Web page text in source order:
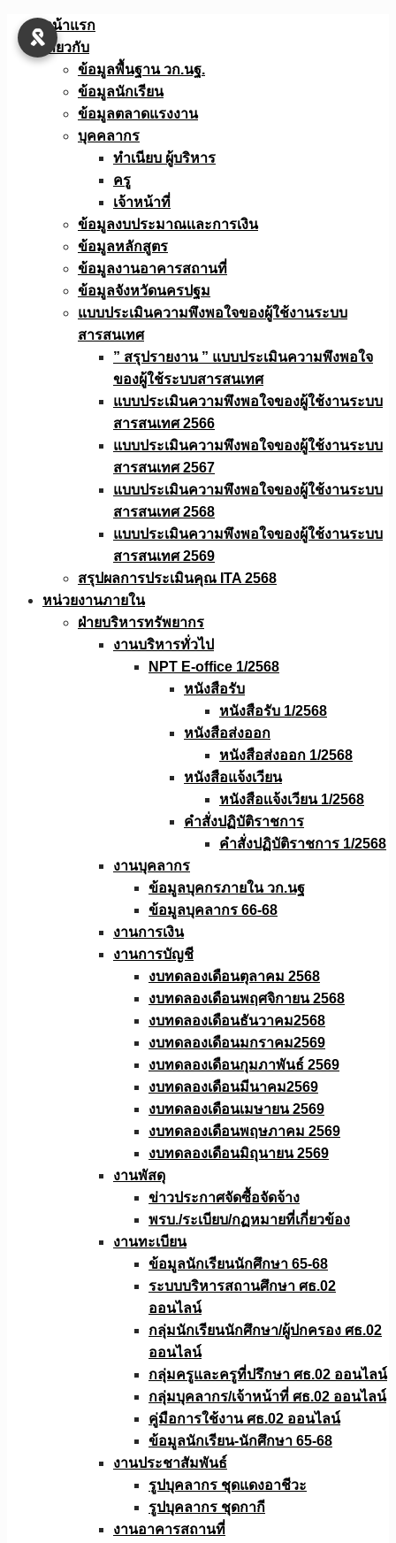
Skip
หน้าแรก
เกี่ยวกับ
ข้อมูลพื้นฐาน วก.นฐ.
ข้อมูลนักเรียน
ข้อมูลตลาดแรงงาน
บุคคลากร
ทำเนียบ ผู้บริหาร
ครู
เจ้าหน้าที่
ข้อมูลงบประมาณเเละการเงิน
ข้อมูลหลักสูตร
ข้อมูลงานอาคารสถานที่
ข้อมูลจังหวัดนครปฐม
แบบประเมินความพึงพอใจของผู้ใช้งานระบบ
สารสนเทศ
” สรุปรายงาน ” แบบประเมินความพึงพอใจ
ของผู้ใช้ระบบสารสนเทศ
แบบประเมินความพึงพอใจของผู้ใช้งานระบบ
สารสนเทศ 2566
แบบประเมินความพึงพอใจของผู้ใช้งานระบบ
สารสนเทศ 2567
แบบประเมินความพึงพอใจของผู้ใช้งานระบบ
สารสนเทศ 2568
แบบประเมินความพึงพอใจของผู้ใช้งานระบบ
สารสนเทศ 2569
สรุปผลการประเมินคุณ ITA 2568
หน่วยงานภายใน
ฝ่ายบริหารทรัพยากร
งานบริหารทั่วไป
NPT E-office 1/2568
หนังสือรับ
หนังสือรับ 1/2568
หนังสือส่งออก
หนังสือส่งออก 1/2568
หนังสือแจ้งเวียน
หนังสือเเจ้งเวียน 1/2568
คำสั่งปฏิบัติราชการ
คำสั่งปฏิบัติราชการ 1/2568
งานบุคลากร
ข้อมูลบุคกรภายใน วก.นฐ
ข้อมูลบุคลากร 66-68
งานการเงิน
งานการบัญชี
งบทดลองเดือนตุลาคม 2568
งบทดลองเดือนพฤศจิกายน 2568
งบทดลองเดือนธันวาคม2568
งบทดลองเดือนมกราคม2569
งบทดลองเดือนกุมภาพันธ์ 2569
งบทดลองเดือนมีนาคม2569
งบทดลองเดือนเมษายน 2569
งบทดลองเดือนพฤษภาคม 2569
งบทดลองเดือนมิถุนายน 2569
งานพัสดุ
ข่าวประกาศจัดซื้อจัดจ้าง
พรบ./ระเบียบ/กฏหมายที่เกี่ยวข้อง
งานทะเบียน
ข้อมูลนักเรียนนักศึกษา 65-68
ระบบบริหารสถานศึกษา ศธ.02
ออนไลน์
กลุ่มนักเรียนนักศึกษา/ผู้ปกครอง ศธ.02
ออนไลน์
กลุ่มครูและครูที่ปรึกษา ศธ.02 ออนไลน์
กลุ่มบุคลากร/เจ้าหน้าที่ ศธ.02 ออนไลน์
คู่มือการใช้งาน ศธ.02 ออนไลน์
ข้อมูลนักเรียน-นักศึกษา 65-68
งานประชาสัมพันธ์
รูปบุคลากร ชุดแดงอาชีวะ
รูปบุคลากร ชุดกากี
งานอาคารสถานที่